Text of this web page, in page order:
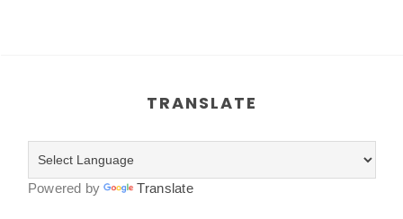
TRANSLATE
Powered by Translate